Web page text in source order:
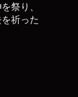
祭り、
祈った